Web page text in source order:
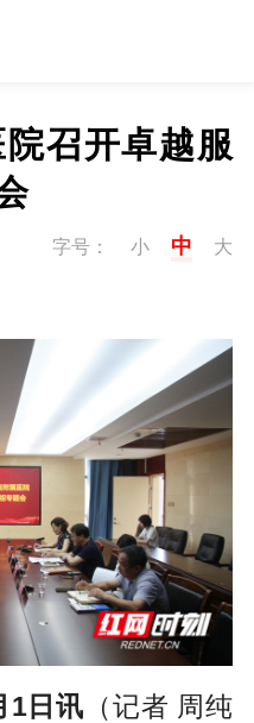
召开卓越服
字号： 小 中 大
1日讯 （记者 周纯